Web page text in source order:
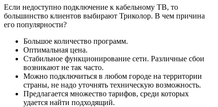
Если недоступно подключение к кабельному ТВ, то
большинство клиентов выбирают Триколор. В чем причина
его популярности?
Большое количество программ.
Оптимальная цена.
Стабильное функционирование сети. Различные сбои
возникают не так часто.
Можно подключиться в любом городе на территории
страны, не надо уточнять техническую возможность.
Предлагается множество тарифов, среди которых
удается найти подходящий.